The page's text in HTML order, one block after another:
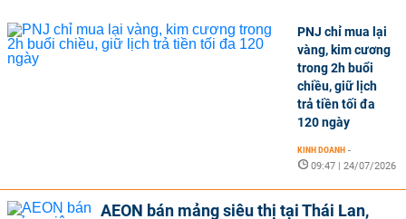
PNJ chỉ mua lại
vàng, kim cương
trong 2h buổi
chiều, giữ lịch
trả tiền tối đa
120 ngày
KINH DOANH -
09:47 | 24/07/2026
AEON bán mảng siêu thị tại Thái Lan,